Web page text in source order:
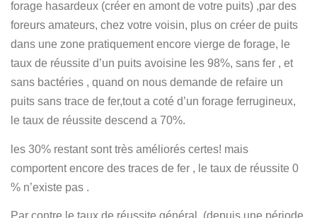
forage hasardeux (créer en amont de votre puits) ,par des
foreurs amateurs, chez votre voisin, plus on créer de puits
dans une zone pratiquement encore vierge de forage, le
taux de réussite d’un puits avoisine les 98%, sans fer , et
sans bactéries , quand on nous demande de refaire un
puits sans trace de fer,tout a coté d’un forage ferrugineux,
le taux de réussite descend a 70%.
les 30% restant sont très améliorés certes! mais
comportent encore des traces de fer , le taux de réussite 0
% n’existe pas .
Par contre le taux de réussite général, (depuis une période